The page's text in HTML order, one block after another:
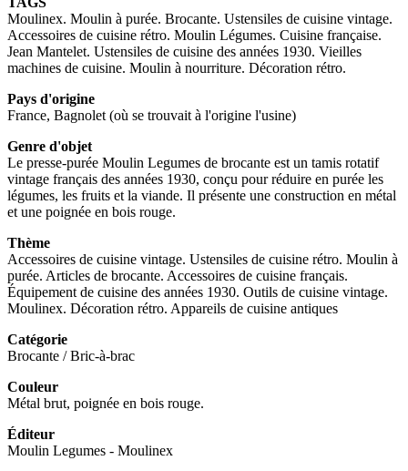
Moulinex. Moulin à purée. Brocante. Ustensiles de cuisine vintage.
Accessoires de cuisine rétro. Moulin Légumes. Cuisine française.
Jean Mantelet. Ustensiles de cuisine des années 1930. Vieilles
machines de cuisine. Moulin à nourriture. Décoration rétro.
Pays d'origine
France, Bagnolet (où se trouvait à l'origine l'usine)
Genre d'objet
Le presse-purée Moulin Legumes de brocante est un tamis rotatif
vintage français des années 1930, conçu pour réduire en purée les
légumes, les fruits et la viande. Il présente une construction en métal
et une poignée en bois rouge.
Thème
Accessoires de cuisine vintage. Ustensiles de cuisine rétro. Moulin à
purée. Articles de brocante. Accessoires de cuisine français.
Équipement de cuisine des années 1930. Outils de cuisine vintage.
Moulinex. Décoration rétro. Appareils de cuisine antiques
Catégorie
Brocante / Bric-à-brac
Couleur
Métal brut, poignée en bois rouge.
Éditeur
Moulin Legumes - Moulinex